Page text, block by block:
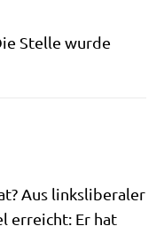
Stel­le wur­de
Aus links­li­be­ra­ler
erreicht: Er hat